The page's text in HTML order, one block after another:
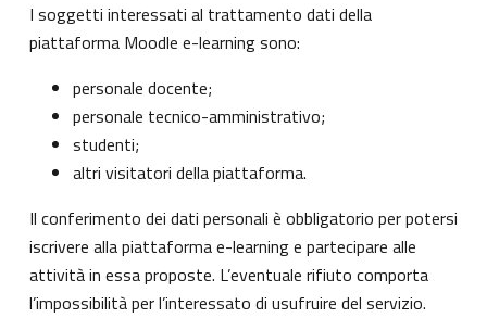
I soggetti interessati al trattamento dati della
piattaforma Moodle e-learning sono:
personale docente;
personale tecnico-amministrativo;
studenti;
altri visitatori della piattaforma.
Il conferimento dei dati personali è obbligatorio per potersi
iscrivere alla piattaforma e-learning e partecipare alle
attività in essa proposte. L’eventuale rifiuto comporta
l’impossibilità per l’interessato di usufruire del servizio.